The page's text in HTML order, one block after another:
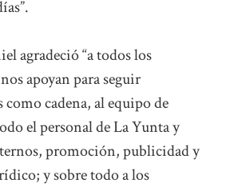
agradeció “a todos los
apoyan para seguir
cadena, al equipo de
el personal de La Yunta y
promoción, publicidad y
y sobre todo a los